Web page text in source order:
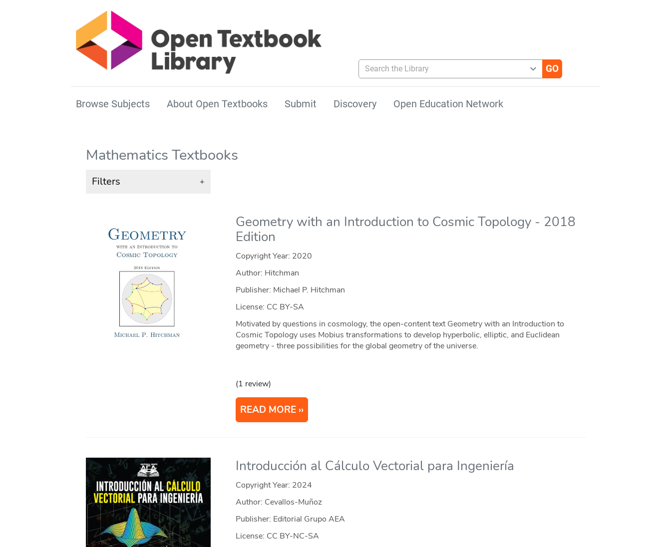
Search the Library
Browse Subjects About Open Textbooks Submit Discovery Open Education Network
Mathematics Textbooks
Filters +
Geometry with an Introduction to Cosmic Topology - 2018
Edition
Copyright Year: 2020
Author: Hitchman
Publisher: Michael P. Hitchman
License: CC BY-SA
Motivated by questions in cosmology, the open-content text Geometry with an Introduction to
Cosmic Topology uses Mobius transformations to develop hyperbolic, elliptic, and Euclidean
geometry - three possibilities for the global geometry of the universe.
(1 review)
READ MORE
Introducción al Cálculo Vectorial para Ingeniería
Copyright Year: 2024
Author: Cevallos-Muñoz
Publisher: Editorial Grupo AEA
License: CC BY-NC-SA